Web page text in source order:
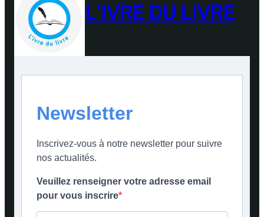
L'IVRE DU LIVRE
Newsletter
Inscrivez-vous à notre newsletter pour suivre
nos actualités.
Veuillez renseigner votre adresse email
pour vous inscrire